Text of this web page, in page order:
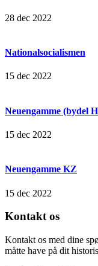
28 dec 2022
Nationalsocialismen
15 dec 2022
Neuengamme (bydel
15 dec 2022
Neuengamme KZ
15 dec 2022
Kontakt os
Kontakt os med dine
måtte have på dit